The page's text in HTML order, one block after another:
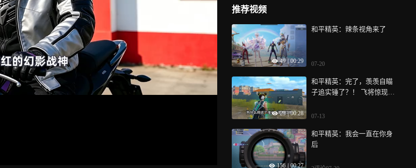
推荐视频
49 00:29
和平精英：辣条视角来了
07-20
23 | 00:28
和平精英：完了，羡羡自瞄
子追实锤了？！ 飞将惊现重
07-13
156 00:27
和平精英：我会一直在你身
后